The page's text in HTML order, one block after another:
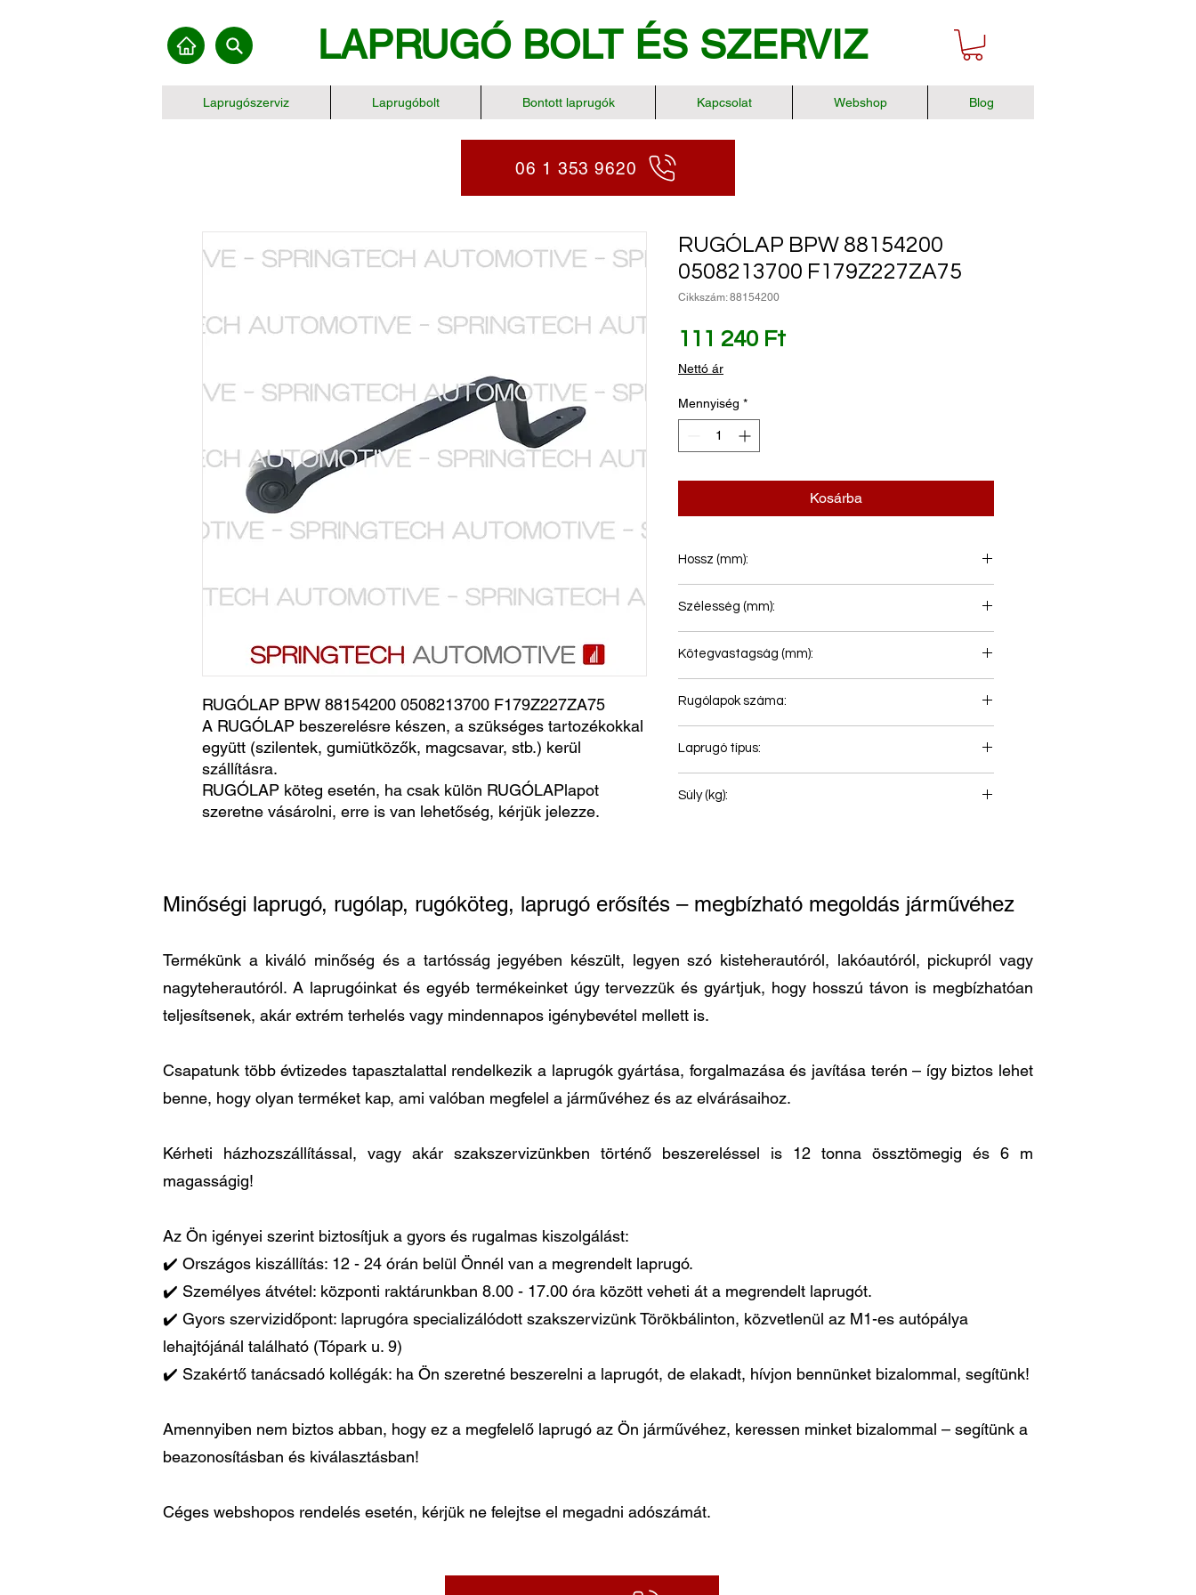
LAPRUGÓ BOLT ÉS SZERVIZ
Laprugószerviz Laprugóbolt Bontott laprugók Kapcsolat Webshop Blog
06 1 353 9620
RUGÓLAP BPW 88154200 0508213700 F179Z227ZA75
A RUGÓLAP beszerelésre készen, a szükséges tartozékokkal
együtt (szilentek, gumiütközők, magcsavar, stb.) kerül
szállításra.
RUGÓLAP köteg esetén, ha csak külön RUGÓLAPlapot
szeretne vásárolni, erre is van lehetőség, kérjük jelezze.
RUGÓLAP BPW 88154200
0508213700 F179Z227ZA75
Cikkszám: 88154200
111 240 FtÁr
Nettó ár
Mennyiség *
Kosárba
Hossz (mm):
Szélesség (mm):
Kötegvastagság (mm):
Rugólapok száma:
Laprugó típus:
Súly (kg):
Minőségi laprugó, rugólap, rugóköteg, laprugó erősítés – megbízható megoldás járművéhez
Termékünk a kiváló minőség és a tartósság jegyében készült, legyen szó kisteherautóról, lakóautóról, pickupról vagy
nagyteherautóról. A laprugóinkat és egyéb termékeinket úgy tervezzük és gyártjuk, hogy hosszú távon is megbízhatóan
teljesítsenek, akár extrém terhelés vagy mindennapos igénybevétel mellett is.
Csapatunk több évtizedes tapasztalattal rendelkezik a laprugók gyártása, forgalmazása és javítása terén – így biztos lehet
benne, hogy olyan terméket kap, ami valóban megfelel a járművéhez és az elvárásaihoz.
Kérheti házhozszállítással, vagy akár szakszervizünkben történő beszereléssel is 12 tonna össztömegig és 6 m
magasságig!
Az Ön igényei szerint biztosítjuk a gyors és rugalmas kiszolgálást:
✔️ Országos kiszállítás: 12 - 24 órán belül Önnél van a megrendelt laprugó.
✔️ Személyes átvétel: központi raktárunkban 8.00 - 17.00 óra között veheti át a megrendelt laprugót.
✔️ Gyors szervizidőpont: laprugóra specializálódott szakszervizünk Törökbálinton, közvetlenül az M1-es autópálya
lehajtójánál található (Tópark u. 9)
✔️ Szakértő tanácsadó kollégák: ha Ön szeretné beszerelni a laprugót, de elakadt, hívjon bennünket bizalommal, segítünk!
Amennyiben nem biztos abban, hogy ez a megfelelő laprugó az Ön járművéhez, keressen minket bizalommal – segítünk a
beazonosításban és kiválasztásban!
Céges webshopos rendelés esetén, kérjük ne felejtse el megadni adószámát.